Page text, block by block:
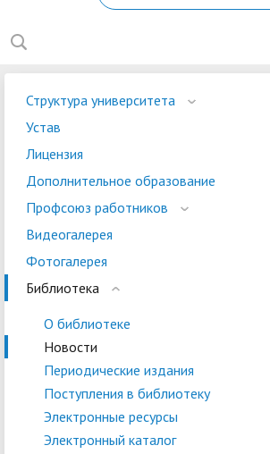
Структура университета
Устав
Лицензия
Дополнительное образование
Профсоюз работников
Видеогалерея
Фотогалерея
Библиотека
О библиотеке
Новости
Периодические издания
Поступления в библиотеку
Электронные ресурсы
Электронный каталог